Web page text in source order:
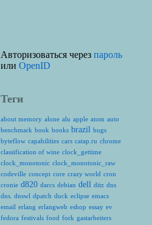
Авторизоваться черезпароль
илиOpenID
Теги
about memory alone alu apple atom auto
benchmark book books brazil bugs
byteflow capabilities cars catap.ru chrome
classification of wine clock_gettime
clock_monotonic clock_monotonic_raw
codeville concept core crazy world cron
cronie d820 darcs debian dell ditz dns
dns. dnswl dpatch duck eclipse emacs
email erlang erlangweb eshop essay ev
fedora festivals food fork gastarbeiters